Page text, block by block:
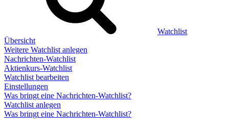
Watchlist
Übersicht
Weitere Watchlist anlegen
Nachrichten-Watchlist
Aktienkurs-Watchlist
Watchlist bearbeiten
Einstellungen
Was bringt eine Nachrichten-Watchlist?
Watchlist anlegen
Was bringt eine Nachrichten-Watchlist?